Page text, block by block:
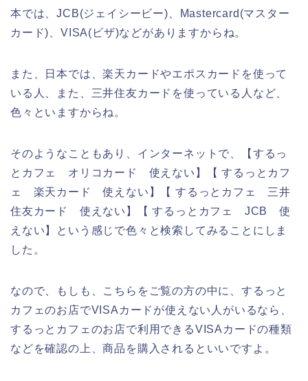
本では、JCB(ジェイシービー)、Mastercard(マスター
カード)、VISA(ビザ)などがありますからね。
また、日本では、楽天カードやエポスカードを使って
いる人、また、三井住友カードを使っている人など、
色々といますからね。
そのようなこともあり、インターネットで、【するっ
とカフェ オリコカード 使えない】【 するっとカフ
ェ 楽天カード 使えない】【 するっとカフェ 三井
住友カード 使えない】【 するっとカフェ JCB 使
えない】という感じで色々と検索してみることにしま
した。
なので、もしも、こちらをご覧の方の中に、するっと
カフェのお店でVISAカードが使えない人がいるなら、
するっとカフェのお店で利用できるVISAカードの種類
などを確認の上、商品を購入されるといいですよ。